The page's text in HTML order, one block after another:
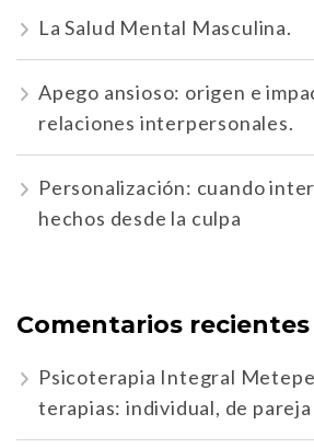
La Salud Mental Masculina.
Apego ansioso: origen e
relaciones interpersonales.
Personalización: cuando
hechos desde la culpa
Comentarios recientes
Psicoterapia Integral
terapias: individual, de